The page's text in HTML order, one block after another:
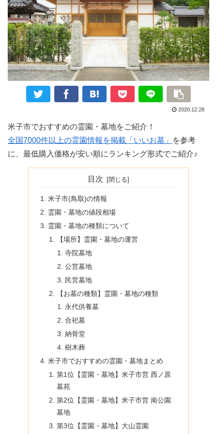
2020.12.28
米子市でおすすめの霊園・墓地をご紹介！
全国7000件以上の霊園情報を掲載「いいお墓」
を参考
に、最低購入価格が安い順にランキング形式でご紹介♪
目次
米子市(鳥取)の情報
霊園・墓地の値段相場
霊園・墓地の種類について
【場所】霊園・墓地の運営
寺院墓地
公営墓地
民営墓地
【お墓の種類】霊園・墓地の種類
永代供養墓
合祀墓
納骨堂
樹木葬
米子市でおすすめの霊園・墓地まとめ
第1位【霊園・墓地】米子市営 西ノ原
墓苑
第2位【霊園・墓地】米子市営 南公園
墓地
第3位【霊園・墓地】大山霊園